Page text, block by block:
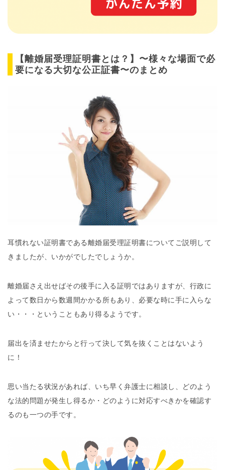
【離婚届受理証明書とは？】〜様々な場面で必
要になる大切な公正証書〜のまとめ
耳慣れない証明書である離婚届受理証明書についてご説明して
きましたが、いかがでしたでしょうか。
離婚届さえ出せばその後手に入る証明ではありますが、行政に
よって数日から数週間かかる所もあり、必要な時に手に入らな
い・・・ということもあり得るようです。
届出を済ませたからと行って決して気を抜くことはないよう
に！
思い当たる状況があれば、いち早く弁護士に相談し、どのよう
な法的問題が発生し得るか・どのように対応すべきかを確認す
るのも一つの手です。